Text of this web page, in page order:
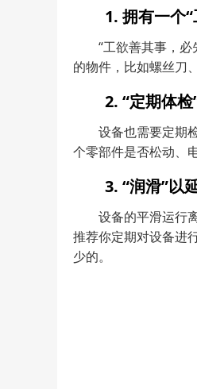
1. 拥有一个
“工欲善其事，
的物件，比如螺丝刀
2. “定期体
设备也需要定期
个零部件是否松动、
3. “润滑”以
设备的平滑运行
推荐你定期对设备进
少的。